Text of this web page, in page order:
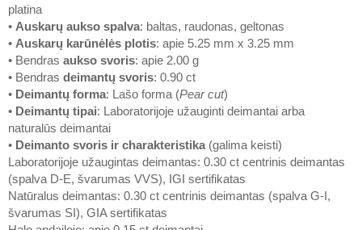
platina
• Auskarų aukso spalva: baltas, raudonas, geltonas
• Auskarų karūnėlės plotis: apie 5.25 mm x 3.25 mm
• Bendras aukso svoris: apie 2.00 g
• Bendras deimantų svoris: 0.90 ct
• Deimantų forma: Lašo forma (Pear cut)
• Deimantų tipai: Laboratorijoje užauginti deimantai arba
naturalūs deimantai
• Deimanto svoris ir charakteristika (galima keisti)
Laboratorijoje užaugintas deimantas: 0.30 ct centrinis deimantas
(spalva D-E, švarumas VVS), IGI sertifikatas
Natūralus deimantas: 0.30 ct centrinis deimantas (spalva G-I,
švarumas SI), GIA sertifikatas